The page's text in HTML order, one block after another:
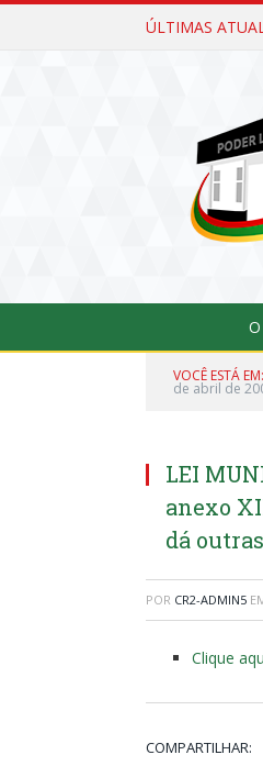
ÚLTIMAS
VOCÊ ESTÁ EM:
de abril de
LEI
anexo
dá
POR CR2-ADMIN5
Clique
COMPARTILHAR: